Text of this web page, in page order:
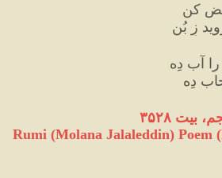
کن
آب دِه
دِه
۳۵۲۸
Rumi (Molana Jalaleddin) Poem